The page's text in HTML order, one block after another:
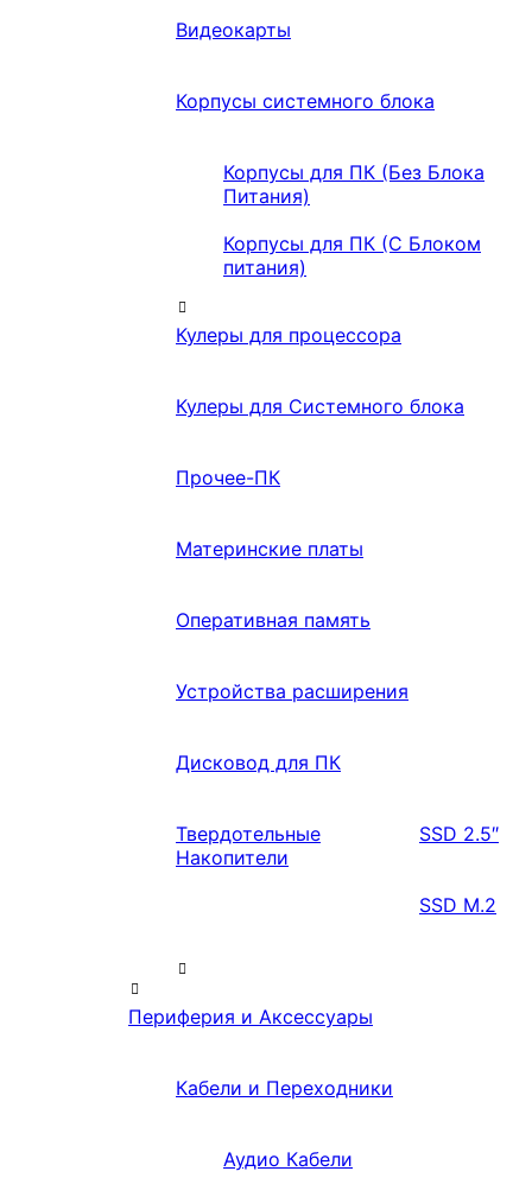
Видеокарты
Корпусы системного блока
Корпусы для ПК (Без Блока
Питания)
Корпусы для ПК (С Блоком
питания)
Кулеры для процессора
Кулеры для Системного блока
Прочее-ПК
Материнские платы
Оперативная память
Устройства расширения
Дисковод для ПК
Твердотельные
Накопители
SSD 2.5″
SSD M.2
Периферия и Аксессуары
Кабели и Переходники
Аудио Кабели